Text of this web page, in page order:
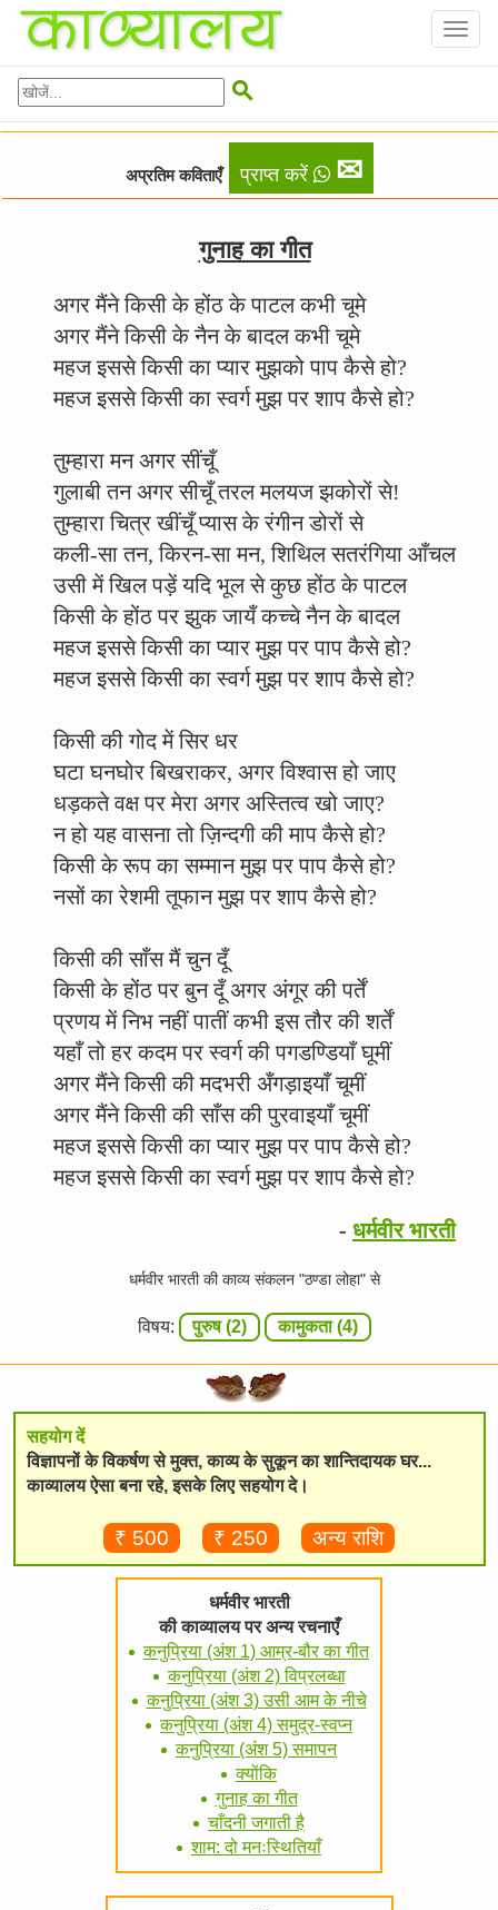

अप्रतिम कविताएँ प्राप्त करें ✉
गुनाह का गीत
अगर मैंने किसी के होंठ के पाटल कभी चूमे
अगर मैंने किसी के नैन के बादल कभी चूमे
महज इससे किसी का प्यार मुझको पाप कैसे हो?
महज इससे किसी का स्वर्ग मुझ पर शाप कैसे हो?
तुम्हारा मन अगर सींचूँ
गुलाबी तन अगर सीचूँ तरल मलयज झकोरों से!
तुम्हारा चित्र खींचूँ प्यास के रंगीन डोरों से
कली-सा तन, किरन-सा मन, शिथिल सतरंगिया आँचल
उसी में खिल पड़ें यदि भूल से कुछ होंठ के पाटल
किसी के होंठ पर झुक जायँ कच्चे नैन के बादल
महज इससे किसी का प्यार मुझ पर पाप कैसे हो?
महज इससे किसी का स्वर्ग मुझ पर शाप कैसे हो?
किसी की गोद में सिर धर
घटा घनघोर बिखराकर, अगर विश्वास हो जाए
धड़कते वक्ष पर मेरा अगर अस्तित्व खो जाए?
न हो यह वासना तो ज़िन्दगी की माप कैसे हो?
किसी के रूप का सम्मान मुझ पर पाप कैसे हो?
नसों का रेशमी तूफान मुझ पर शाप कैसे हो?
किसी की साँस मैं चुन दूँ
किसी के होंठ पर बुन दूँ अगर अंगूर की पर्तें
प्रणय में निभ नहीं पातीं कभी इस तौर की शर्तें
यहाँ तो हर कदम पर स्वर्ग की पगडण्डियाँ घूमीं
अगर मैंने किसी की मदभरी अँगड़ाइयाँ चूमीं
अगर मैंने किसी की साँस की पुरवाइयाँ चूमीं
महज इससे किसी का प्यार मुझ पर पाप कैसे हो?
महज इससे किसी का स्वर्ग मुझ पर शाप कैसे हो?
- धर्मवीर भारती
धर्मवीर भारती की काव्य संकलन "ठण्डा लोहा" से
विषय: पुरुष (2) कामुकता (4)
सहयोग दें
विज्ञापनों के विकर्षण से मुक्त, काव्य के सुकून का शान्तिदायक घर...
काव्यालय ऐसा बना रहे, इसके लिए सहयोग दे।
₹ 500 ₹ 250 अन्य राशि
धर्मवीर भारती
की काव्यालय पर अन्य रचनाएँ
कनुप्रिया (अंश 1) आम्र-बौर का गीत
कनुप्रिया (अंश 2) विप्रलब्धा
कनुप्रिया (अंश 3) उसी आम के नीचे
कनुप्रिया (अंश 4) समुद्र-स्वप्न
कनुप्रिया (अंश 5) समापन
क्योंकि
गुनाह का गीत
चाँदनी जगाती है
शाम: दो मनःस्थितियाँ